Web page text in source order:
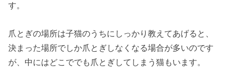
す。
爪とぎの場所は子猫のうちにしっかり教えてあげると、
決まった場所でしか爪とぎしなくなる場合が多いのです
が、中にはどこででも爪とぎしてしまう猫もいます。